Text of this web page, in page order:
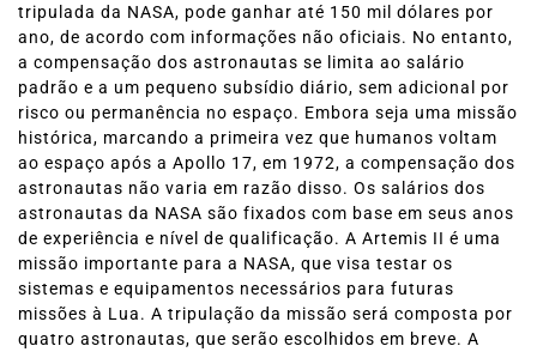
tripulada da NASA, pode ganhar até 150 mil dólares por
ano, de acordo com informações não oficiais. No entanto,
a compensação dos astronautas se limita ao salário
padrão e a um pequeno subsídio diário, sem adicional por
risco ou permanência no espaço. Embora seja uma missão
histórica, marcando a primeira vez que humanos voltam
ao espaço após a Apollo 17, em 1972, a compensação dos
astronautas não varia em razão disso. Os salários dos
astronautas da NASA são fixados com base em seus anos
de experiência e nível de qualificação. A Artemis II é uma
missão importante para a NASA, que visa testar os
sistemas e equipamentos necessários para futuras
missões à Lua. A tripulação da missão será composta por
quatro astronautas, que serão escolhidos em breve. A